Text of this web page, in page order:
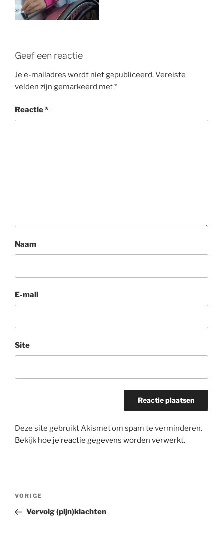
Geef een reactie
Je e-mailadres wordt niet gepubliceerd.Vereiste
velden zijn gemarkeerd met*
Reactie*
Naam
E-mail
Site
Deze site gebruikt Akismet om spam te verminderen.
Bekijk hoe je reactie gegevens worden verwerkt.
Bericht
Vorig
bericht
VORIGE
Vervolg (pijn)klachten